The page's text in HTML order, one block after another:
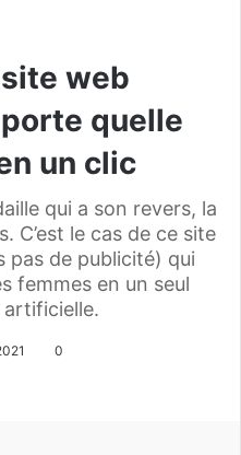
web
quelle
un clic
qui a son revers, la
C’est le cas de ce site
pas de publicité) qui
femmes en un seul
artificielle.
0